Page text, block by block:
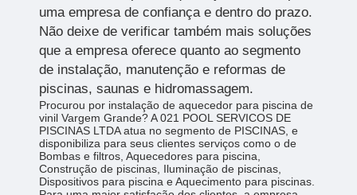
uma empresa de confiança e dentro do prazo.
Não deixe de verificar também mais soluções
que a empresa oferece quanto ao segmento
de instalação, manutenção e reformas de
piscinas, saunas e hidromassagem.
Procurou por instalação de aquecedor para piscina de
vinil Vargem Grande? A 021 POOL SERVICOS DE
PISCINAS LTDA atua no segmento de PISCINAS, e
disponibiliza para seus clientes serviços como o de
Bombas e filtros, Aquecedores para piscina,
Construção de piscinas, Iluminação de piscinas,
Dispositivos para piscina e Aquecimento para piscinas.